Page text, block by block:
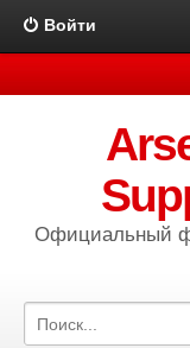
Войти
Официальный